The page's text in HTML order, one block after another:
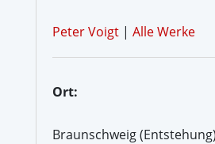
Peter Voigt | Alle Werke
Ort:
Braunschweig (Entstehung)